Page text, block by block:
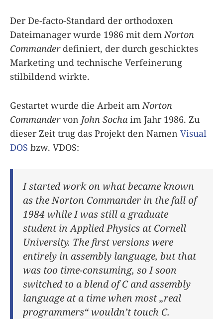
Der De-facto-Standard der orthodoxen
Dateimanager wurde 1986 mit dem Norton
Commanderdefiniert, der durch geschicktes
Marketing und technische Verfeinerung
stilbildend wirkte.
Gestartet wurde die Arbeit am Norton
Commandervon John Socha im Jahr 1986. Zu
dieser Zeit trug das Projekt den Namen Visual
DOS bzw. VDOS:
I started work on what became known
as the Norton Commander in the fall of
1984 while I was still a graduate
student in Applied Physics at Cornell
University. The first versions were
entirely in assembly language, but that
was too time-consuming, so I soon
switched to a blend of C and assembly
language at a time when most „real
programmers“ wouldn’t touch C.